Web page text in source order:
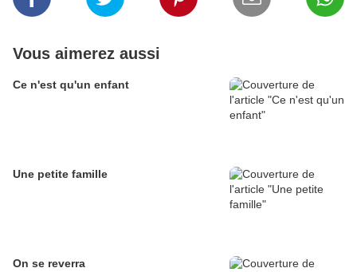
Vous aimerez aussi
Ce n'est qu'un enfant
Une petite famille
On se reverra